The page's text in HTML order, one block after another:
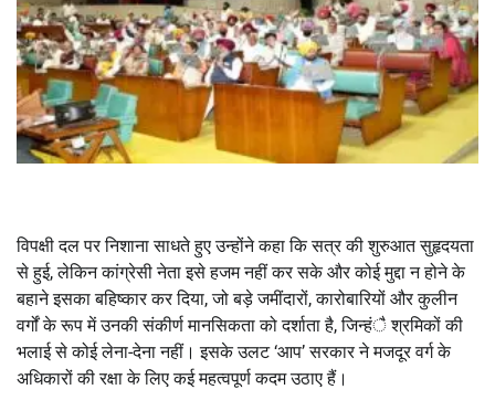
विपक्षी दल पर निशाना साधते हुए उन्होंने कहा कि सत्र की शुरुआत सुहृदयता
से हुई, लेकिन कांग्रेसी नेता इसे हजम नहीं कर सके और कोई मुद्दा न होने के
बहाने इसका बहिष्कार कर दिया, जो बड़े जमींदारों, कारोबारियों और कुलीन
वर्गों के रूप में उनकी संकीर्ण मानसिकता को दर्शाता है, जिन्हंै श्रमिकों की
भलाई से कोई लेना-देना नहीं। इसके उलट ‘आप’ सरकार ने मजदूर वर्ग के
अधिकारों की रक्षा के लिए कई महत्वपूर्ण कदम उठाए हैं।